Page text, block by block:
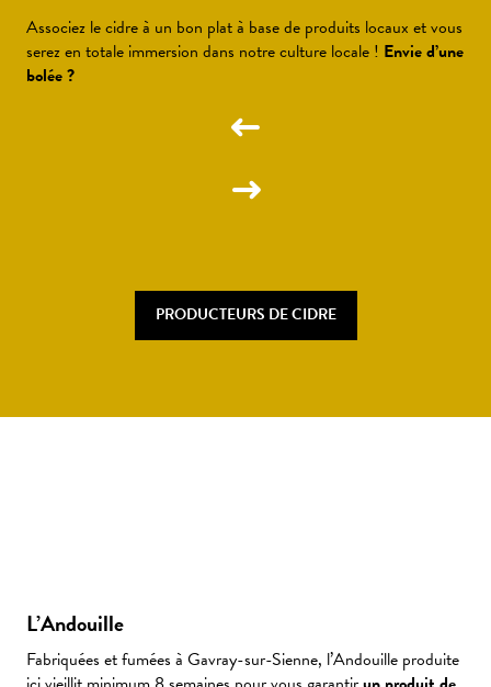
Associez le cidre à un bon plat à base de produits locaux et vous
serez en totale immersion dans notre culture locale ! Envie d’une
bolée ?
PRODUCTEURS DE CIDRE
L’Andouille
Fabriquées et fumées à Gavray-sur-Sienne, l’Andouille produite